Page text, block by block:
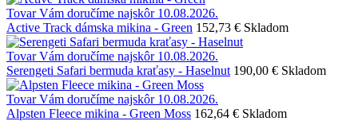
Tovar Vám doručíme najskôr 10.08.2026.
Active Track dámska mikina - Green 152,73 € Skladom
Tovar Vám doručíme najskôr 10.08.2026.
Serengeti Safari bermuda kraťasy - Haselnut 190,00 € Skladom
Tovar Vám doručíme najskôr 10.08.2026.
Alpsten Fleece mikina - Green Moss 162,64 € Skladom